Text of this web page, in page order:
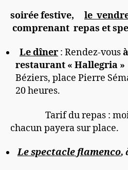
soirée festive,
le
comprenant repas et
Le dîner : Rendez-vous
restaurant « Hallegria »
Béziers, place Pierre
20 heures.
Tarif du repas :
chacun payera sur place.
Le spectacle flamenco,